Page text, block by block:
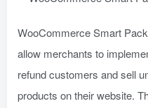
WooCommerce Smart
allow merchants to
refund customers and sell
products on their website.